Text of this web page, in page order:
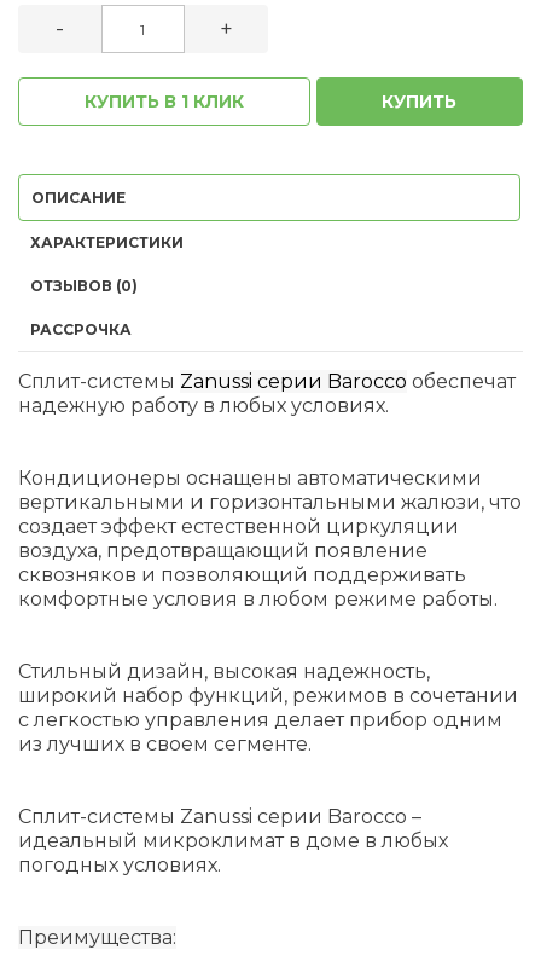
- +
КУПИТЬ В 1 КЛИК КУПИТЬ
ОПИСАНИЕ
ХАРАКТЕРИСТИКИ
ОТЗЫВОВ (0)
РАССРОЧКА
Сплит-системы Zanussi серии Bаrocco обеспечат
надежную работу в любых условиях.
Кондиционеры оснащены автоматическими
вертикальными и горизонтальными жалюзи, что
создает эффект естественной циркуляции
воздуха, предотвращающий появление
сквозняков и позволяющий поддерживать
комфортные условия в любом режиме работы.
Стильный дизайн, высокая надежность,
широкий набор функций, режимов в сочетании
с легкостью управления делает прибор одним
из лучших в своем сегменте.
Сплит-системы Zanussi серии Bаrocco –
идеальный микроклимат в доме в любых
погодных условиях.
Преимущества: